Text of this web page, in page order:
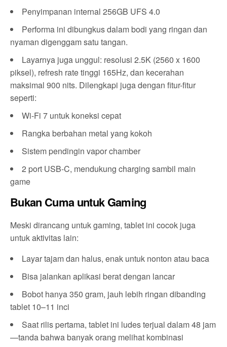
Penyimpanan internal 256GB UFS 4.0
Performa ini dibungkus dalam bodi yang ringan dan
nyaman digenggam satu tangan.
Layarnya juga unggul: resolusi 2.5K (2560 x 1600
piksel), refresh rate tinggi 165Hz, dan kecerahan
maksimal 900 nits. Dilengkapi juga dengan fitur-fitur
seperti:
Wi-Fi 7 untuk koneksi cepat
Rangka berbahan metal yang kokoh
Sistem pendingin vapor chamber
2 port USB-C, mendukung charging sambil main
game
Bukan Cuma untuk Gaming
Meski dirancang untuk gaming, tablet ini cocok juga
untuk aktivitas lain:
Layar tajam dan halus, enak untuk nonton atau baca
Bisa jalankan aplikasi berat dengan lancar
Bobot hanya 350 gram, jauh lebih ringan dibanding
tablet 10–11 inci
Saat rilis pertama, tablet ini ludes terjual dalam 48 jam
—tanda bahwa banyak orang melihat kombinasi